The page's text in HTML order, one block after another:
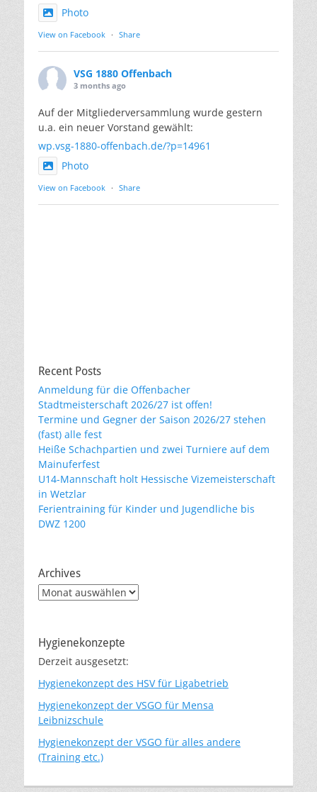
Photo
View on Facebook · Share
VSG 1880 Offenbach
3 months ago
Auf der Mitgliederversammlung wurde gestern
u.a. ein neuer Vorstand gewählt:
wp.vsg-1880-offenbach.de/?p=14961
Photo
View on Facebook · Share
Recent Posts
Anmeldung für die Offenbacher
Stadtmeisterschaft 2026/27 ist offen!
Termine und Gegner der Saison 2026/27 stehen
(fast) alle fest
Heiße Schachpartien und zwei Turniere auf dem
Mainuferfest
U14-Mannschaft holt Hessische Vizemeisterschaft
in Wetzlar
Ferientraining für Kinder und Jugendliche bis
DWZ 1200
Archives
Archives
Hygienekonzepte
Derzeit ausgesetzt:
Hygienekonzept des HSV für Ligabetrieb
Hygienekonzept der VSGO für Mensa
Leibnizschule
Hygienekonzept der VSGO für alles andere
(Training etc.)